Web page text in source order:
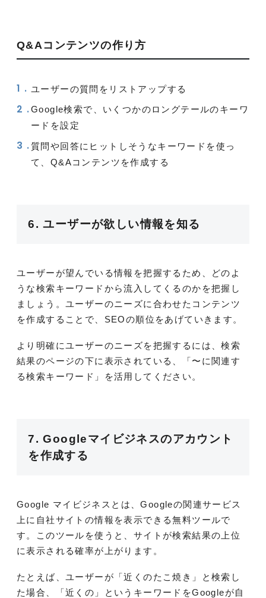
Q&Aコンテンツの作り方
ユーザーの質問をリストアップする
Google検索で、いくつかのロングテールのキーワ
ードを設定
質問や回答にヒットしそうなキーワードを使っ
て、Q&Aコンテンツを作成する
6. ユーザーが欲しい情報を知る
ユーザーが望んでいる情報を把握するため、どのよ
うな検索キーワードから流入してくるのかを把握し
ましょう。ユーザーのニーズに合わせたコンテンツ
を作成することで、SEOの順位をあげていきます。
より明確にユーザーのニーズを把握するには、検索
結果のページの下に表示されている、「〜に関連す
る検索キーワード」を活用してください。
7. Googleマイビジネスのアカウント
を作成する
Google マイビジネスとは、Googleの関連サービス
上に自社サイトの情報を表示できる無料ツールで
す。このツールを使うと、サイトが検索結果の上位
に表示される確率が上がります。
たとえば、ユーザーが「近くのたこ焼き」と検索し
た場合、「近くの」というキーワードをGoogleが自